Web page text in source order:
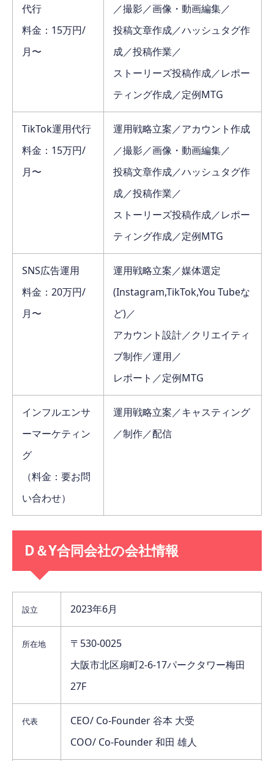
代行
料金：15万円/
月〜
／撮影／画像・動画編集／
投稿文章作成／ハッシュタグ作
成／投稿作業／
ストーリーズ投稿作成／レポー
ティング作成／定例MTG
TikTok運用代行
料金：15万円/
月〜
運用戦略立案／アカウント作成
／撮影／画像・動画編集／
投稿文章作成／ハッシュタグ作
成／投稿作業／
ストーリーズ投稿作成／レポー
ティング作成／定例MTG
SNS広告運用
料金：20万円/
月〜
運用戦略立案／媒体選定
(Instagram,TikTok,You Tubeな
ど)／
アカウント設計／クリエイティ
ブ制作／運用／
レポート／定例MTG
インフルエンサ
ーマーケティン
グ
（料金：要お問
い合わせ）
運用戦略立案／キャスティング
／制作／配信
D＆Y合同会社の会社情報
設立 2023年6月
所在地
〒530-0025
大阪市北区扇町2-6-17パークタワー梅田
27F
代表
CEO/ Co-Founder 谷本 大受
COO/ Co-Founder 和田 雄人